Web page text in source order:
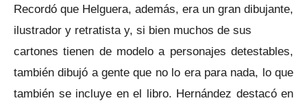
Recordó que Helguera, además, era un gran dibujante,
ilustrador y retratista y, si bien muchos de sus
cartones tienen de modelo a personajes detestables,
también dibujó a gente que no lo era para nada, lo que
también se incluye en el libro. Hernández destacó en